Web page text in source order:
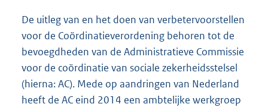
De uitleg van en het doen van verbetervoorstellen
voor de Coördinatieverordening behoren tot de
bevoegdheden van de Administratieve Commissie
voor de coördinatie van sociale zekerheidsstelsel
(hierna: AC). Mede op aandringen van Nederland
heeft de AC eind 2014 een ambtelijke werkgroep